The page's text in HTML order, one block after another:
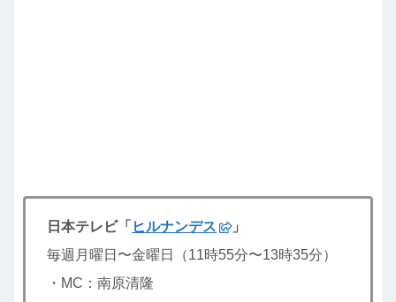
日本テレビ「 ヒルナンデス
」
毎週月曜日〜金曜日（11時55分〜13時35分）
・MC：南原清隆